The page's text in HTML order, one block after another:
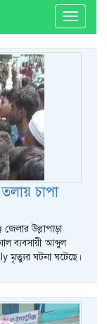
Toggle
চাপা
জেলার উল্লাপাড়া
ব্যবসায়ী আব্দুল
মৃত্যুর ঘটনা ঘটেছে।